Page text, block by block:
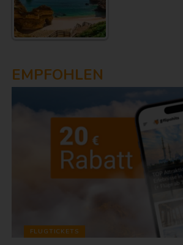
EMPFOHLEN
FLUGTICKETS